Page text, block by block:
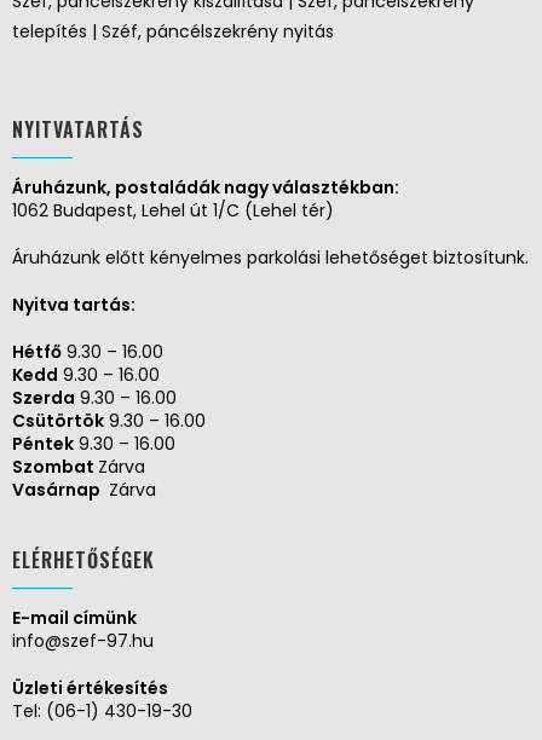
telepítés | Széf, páncélszekrény nyitás
NYITVATARTÁS
Áruházunk, postaládák nagy választékban:
1062 Budapest, Lehel út 1/C (Lehel tér)
Áruházunk előtt kényelmes parkolási lehetőséget biztosítunk.
Nyitva tartás:
Hétfő 9.30 – 16.00
Kedd 9.30 – 16.00
Szerda 9.30 – 16.00
Csütörtök 9.30 – 16.00
Péntek 9.30 – 16.00
Szombat Zárva
Vasárnap Zárva
ELÉRHETŐSÉGEK
E-mail címünk
info@szef-97.hu
Üzleti értékesítés
Tel: (06-1) 430-19-30